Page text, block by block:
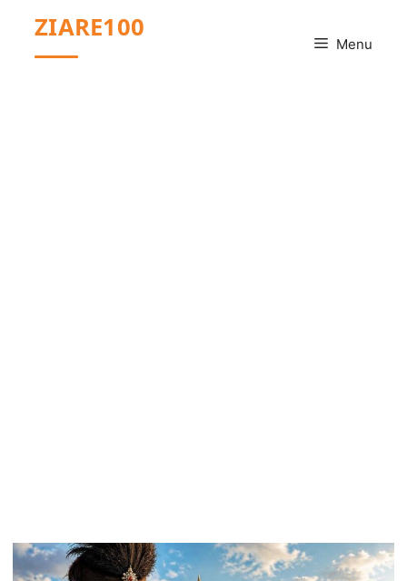
conținut
ZIARE100
Menu